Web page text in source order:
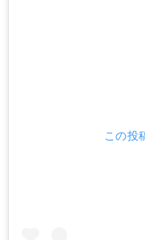
この投